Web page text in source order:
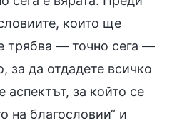
които ще
трябва — точно сега —
за да отдадете всичко
за който се
на благословии“ и